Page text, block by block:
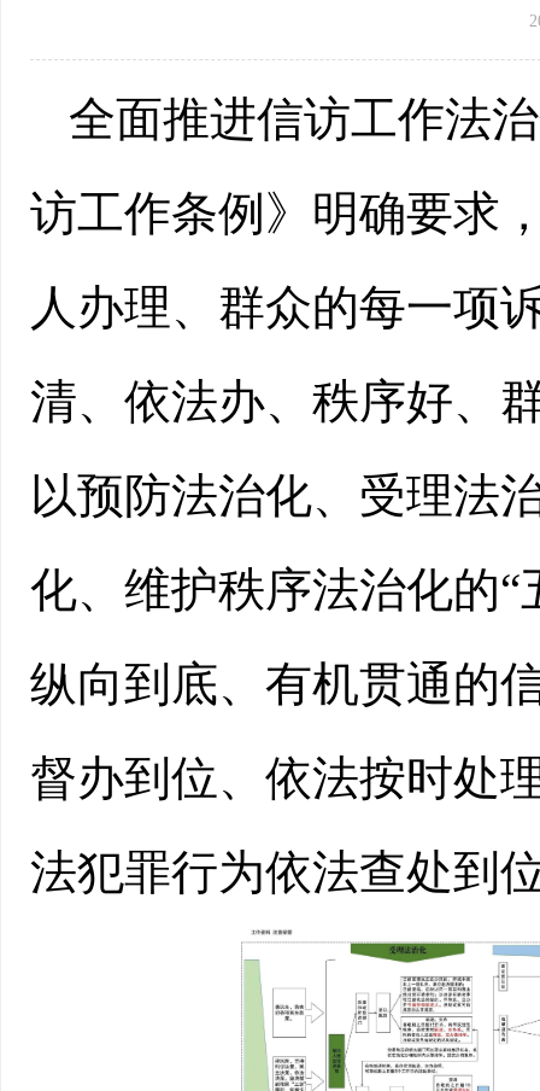
全面推进信访工作法
访工作条例》明确要求
人办理、群众的每一项
清、依法办、秩序好、
以预防法治化、受理法
化、维护秩序法治化的
纵向到底、有机贯通的
督办到位、依法按时处
法犯罪行为依法查处到